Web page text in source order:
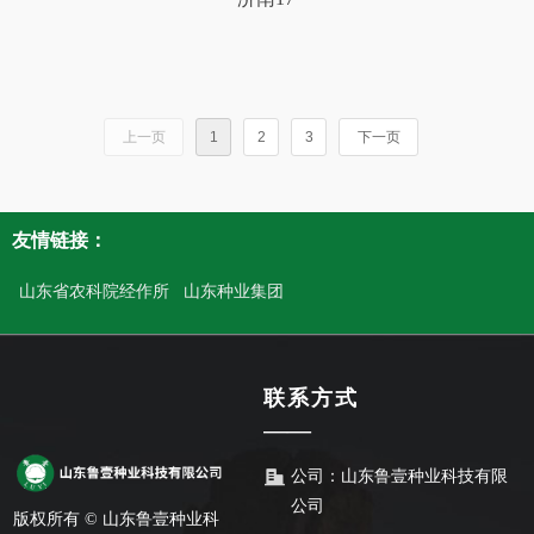
上一页 1 2 3 下一页
版权所有 © 山东鲁壹种业科
联系方式
——
公司： 山东鲁壹种业科技有限
公司
友情链接：
山东省农科院经作所 山东种业集团